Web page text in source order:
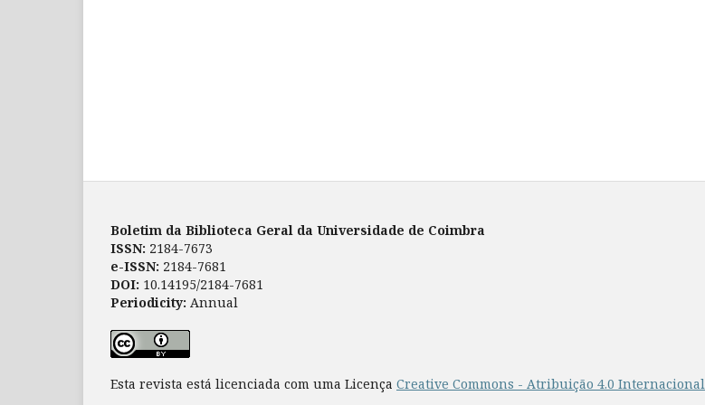
Boletim da Biblioteca Geral da Universidade de Coimbra
ISSN: 2184-7673
e-ISSN: 2184-7681
DOI: 10.14195/2184-7681
Periodicity: Annual
Esta revista está licenciada com uma Licença Creative Commons - Atribuição 4.0 Internacional